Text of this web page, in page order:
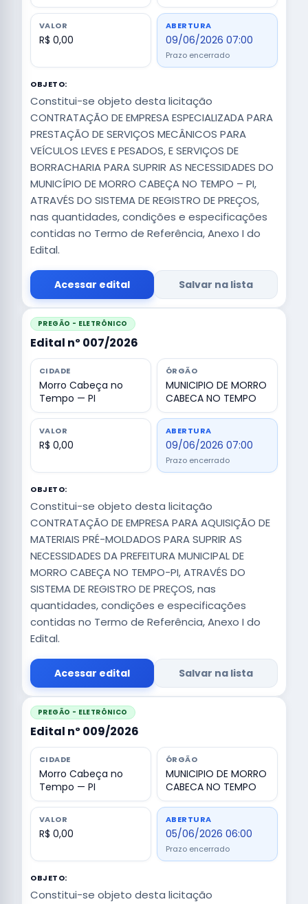
VALOR
R$ 0,00
ABERTURA
09/06/2026 07:00
Prazo encerrado
OBJETO:
Constitui-se objeto desta licitação
CONTRATAÇÃO DE EMPRESA ESPECIALIZADA PARA
PRESTAÇÃO DE SERVIÇOS MECÂNICOS PARA
VEÍCULOS LEVES E PESADOS, E SERVIÇOS DE
BORRACHARIA PARA SUPRIR AS NECESSIDADES DO
MUNICÍPIO DE MORRO CABEÇA NO TEMPO – PI,
ATRAVÉS DO SISTEMA DE REGISTRO DE PREÇOS,
nas quantidades, condições e especificações
contidas no Termo de Referência, Anexo I do
Edital.
Acessar edital Salvar na lista
PREGÃO - ELETRÔNICO
Edital nº 007/2026
CIDADE
Morro Cabeça no
Tempo — PI
ÓRGÃO
MUNICIPIO DE MORRO
CABECA NO TEMPO
VALOR
R$ 0,00
ABERTURA
09/06/2026 07:00
Prazo encerrado
OBJETO:
Constitui-se objeto desta licitação
CONTRATAÇÃO DE EMPRESA PARA AQUISIÇÃO DE
MATERIAIS PRÉ-MOLDADOS PARA SUPRIR AS
NECESSIDADES DA PREFEITURA MUNICIPAL DE
MORRO CABEÇA NO TEMPO-PI, ATRAVÉS DO
SISTEMA DE REGISTRO DE PREÇOS, nas
quantidades, condições e especificações
contidas no Termo de Referência, Anexo I do
Edital.
Acessar edital Salvar na lista
PREGÃO - ELETRÔNICO
Edital nº 009/2026
CIDADE
Morro Cabeça no
Tempo — PI
ÓRGÃO
MUNICIPIO DE MORRO
CABECA NO TEMPO
VALOR
R$ 0,00
ABERTURA
05/06/2026 06:00
Prazo encerrado
OBJETO:
Constitui-se objeto desta licitação